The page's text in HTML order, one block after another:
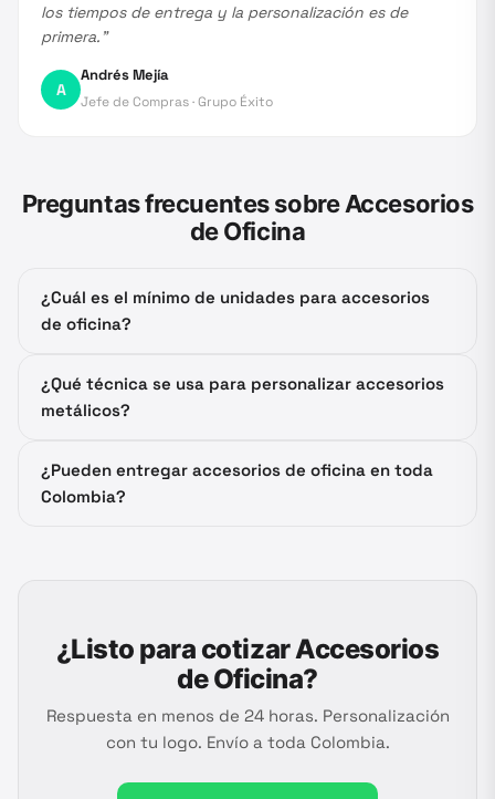
los tiempos de entrega y la personalización es de
primera. ”
A
Andrés Mejía
Jefe de Compras·Grupo Éxito
Preguntas frecuentes sobreAccesorios
de Oficina
¿Cuál es el mínimo de unidades para accesorios
de oficina?
¿Qué técnica se usa para personalizar accesorios
metálicos?
¿Pueden entregar accesorios de oficina en toda
Colombia?
¿Listo para cotizarAccesorios
de Oficina?
Respuesta en menos de 24 horas. Personalización
con tu logo. Envío a toda Colombia.